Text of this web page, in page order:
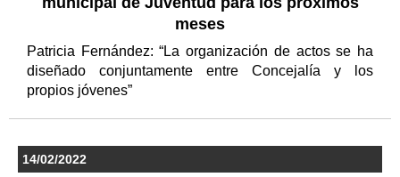
meses
Patricia Fernández: “La organización de actos se ha
diseñado conjuntamente entre Concejalía y los
propios jóvenes”
14/02/2022